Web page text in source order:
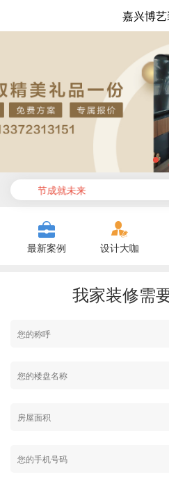
嘉兴博
细节成就未来
最新案例 设计大咖
我家装修需